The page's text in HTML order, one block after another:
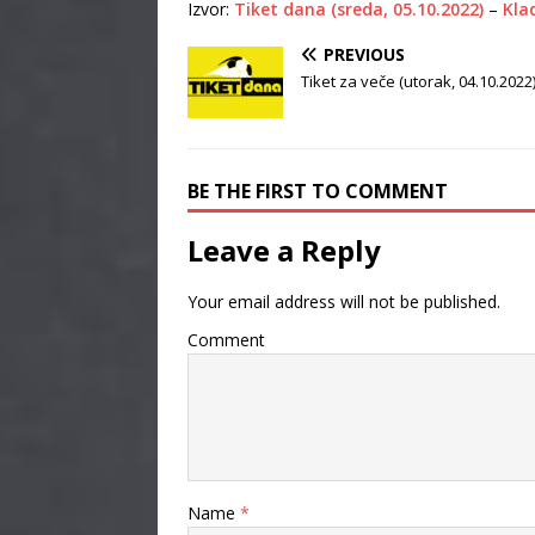
Izvor: Tiket dana (sreda, 05.10.2022) –
PREVIOUS
Tiket za veče (utorak, 04.10.2022)
BE THE FIRST TO COMMENT
Leave a Reply
Your email address will not be published.
Comment
Name *